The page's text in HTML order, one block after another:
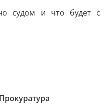
судом и что будет с